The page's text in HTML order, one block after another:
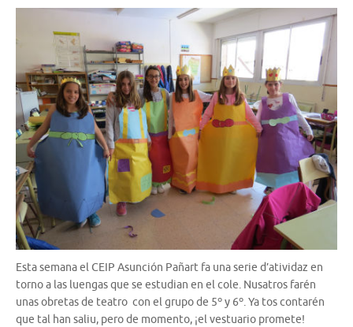
Esta semana el CEIP Asunción Pañart fa una serie d’atividaz en
torno a las luengas que se estudian en el cole. Nusatros farén
unas obretas de teatro con el grupo de 5º y 6º. Ya tos contarén
que tal han saliu, pero de momento, ¡el vestuario promete!